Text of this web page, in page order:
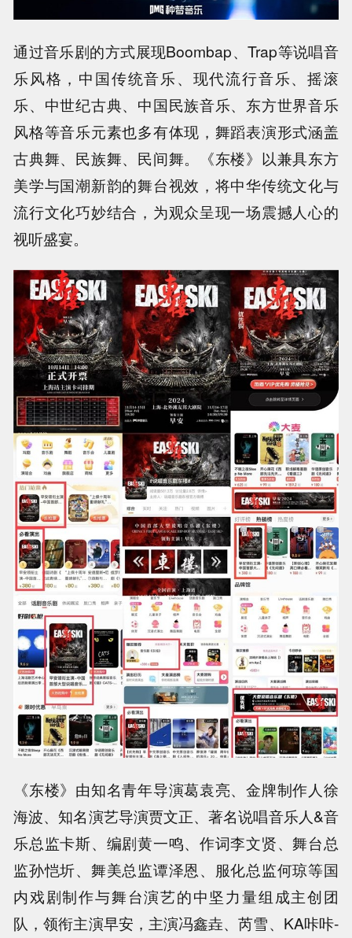
通过音乐剧的方式展现Boombap、Trap等说唱音
乐风格，中国传统音乐、现代流行音乐、摇滚
乐、中世纪古典、中国民族音乐、东方世界音乐
风格等音乐元素也多有体现，舞蹈表演形式涵盖
古典舞、民族舞、民间舞。《东楼》以兼具东方
美学与国潮新韵的舞台视效，将中华传统文化与
流行文化巧妙结合，为观众呈现一场震撼人心的
视听盛宴。
《东楼》由知名青年导演葛袁亮、金牌制作人徐
海波、知名演艺导演贾文正、著名说唱音乐人&音
乐总监卡斯、编剧黄一鸣、作词李文贤、舞台总
监孙恺圻、舞美总监谭泽恩、服化总监何琼等国
内戏剧制作与舞台演艺的中坚力量组成主创团
队，领衔主演早安，主演冯鑫垚、芮雪、KA咔咔-